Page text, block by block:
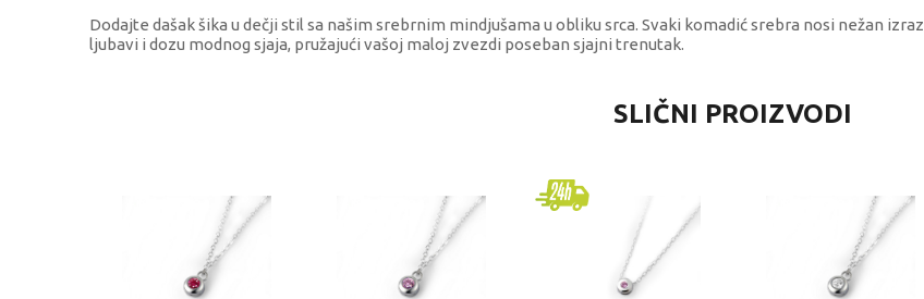
Dodajte dašak šika u dečji stil sa našim srebrnim mindjušama u obliku srca. Svaki komadić srebra nosi nežan izraz
ljubavi i dozu modnog sjaja, pružajući vašoj maloj zvezdi poseban sjajni trenutak.
Nakit za bebe
Silver line
Kategorija OGRLICE ZA BEBE
SLIČNI PROIZVODI